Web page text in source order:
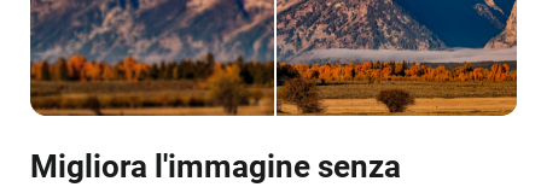
Migliora l'immagine senza